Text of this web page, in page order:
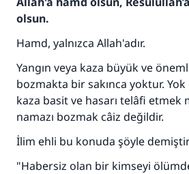
olsun.
Hamd, yalnızca Allah'adır.
Yangın veya kaza büyük ve
bozmakta bir sakınca yoktur. Yok
kaza basit ve hasarı telâfi etmek
namazı bozmak câiz değildir.
İlim ehli bu konuda şöyle
"Habersiz olan bir kimseyi